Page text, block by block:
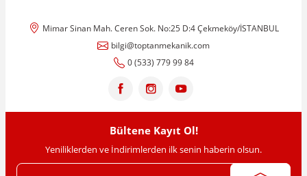
Mimar Sinan Mah. Ceren Sok. No:25 D:4 Çekmeköy/İSTANBUL
bilgi@toptanmekanik.com
0 (533) 779 99 84
Bültene Kayıt Ol!
Yeniliklerden ve İndirimlerden ilk senin haberin olsun.